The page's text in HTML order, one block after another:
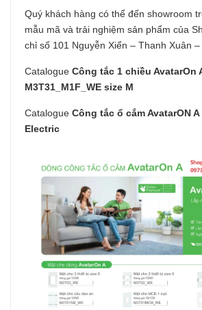
Quý khách hàng có thể đến showroom
mẫu mã và trải nghiệm sản phẩm của
chỉ số 101 Nguyễn Xiển – Thanh Xuân –
Catalogue Công tắc 1 chiều AvatarOn
M3T31_M1F_WE size M
Catalogue Công tắc ổ cắm AvatarON
Electric